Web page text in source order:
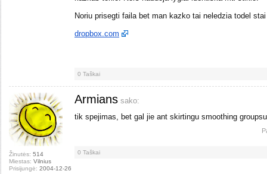
Noriu prisegti faila bet man kazko tai neledzia todel
dropbox.com
0 Taškai
Žinutės: 514
Miestas: Vilnius
Prisijungė: 2004-12-26
Armians sako:
tik spejimas, bet gal jie ant skirtingu smoothing
0 Taškai